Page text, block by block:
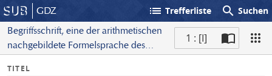
GDZ list Trefferliste search Suchen
Begriffsschrift, eine der arithmetischen
nachgebildete Formelsprache des
1 : [I]
I
TITEL